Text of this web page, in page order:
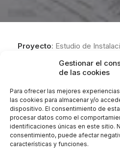
Gestionar el
de las cookies
Para ofrecer las mejores
las cookies para almacenar y/o
dispositivo. El consentimiento de
procesar datos como el
identificaciones únicas en este sitio.
consentimiento, puede afectar
características y funciones.
Proyecto: Estudio de
Básico y de Ejecución de
Planta 3º, Avenida Ramón y
Marbella (Málaga).
Promotor: Nvoga
Cliente:González &
Encargo:Estudio de